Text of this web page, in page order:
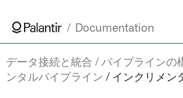
Documentation
データ接続と統合 パイプラインの
ンタルパイプライン
インクリメン